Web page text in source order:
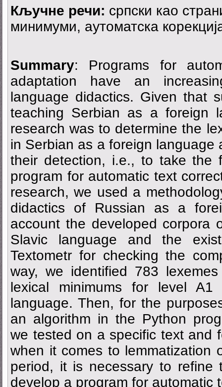
Кључне речи: српски као
минимуми, аутоматска
Summary: Programs for
adaptation have an
language didactics. Given that
teaching Serbian as a foreign
research was to determine the
in Serbian as a foreign language
their detection, i.e., to take the
program for automatic text
research, we used a
didactics of Russian as a
account the developed corpora
Slavic language and the
Textometr for checking the
way, we identified 783
lexical minimums for level
language. Then, for the
an algorithm in the Python
we tested on a specific text and
when it comes to lemmatization
period, it is necessary to refine
develop a program for automatic